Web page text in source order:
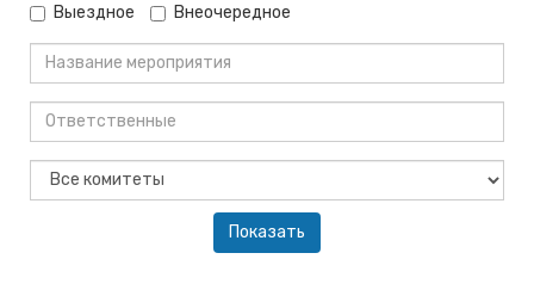
Выездное Внеочередное